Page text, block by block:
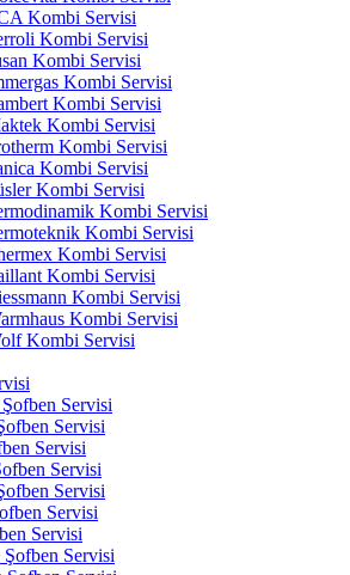
Kombi Servisi
Kombi Servisi
Kombi Servisi
Kombi Servisi
Kombi Servisi
Kombi Servisi
Kombi Servisi
Kombi Servisi
Kombi Servisi
Kombi Servisi
Kombi Servisi
Kombi Servisi
Kombi Servisi
Kombi Servisi
Kombi Servisi
Kombi Servisi
Servisi
Servisi
Servisi
Servisi
Servisi
Servisi
Servisi
Servisi